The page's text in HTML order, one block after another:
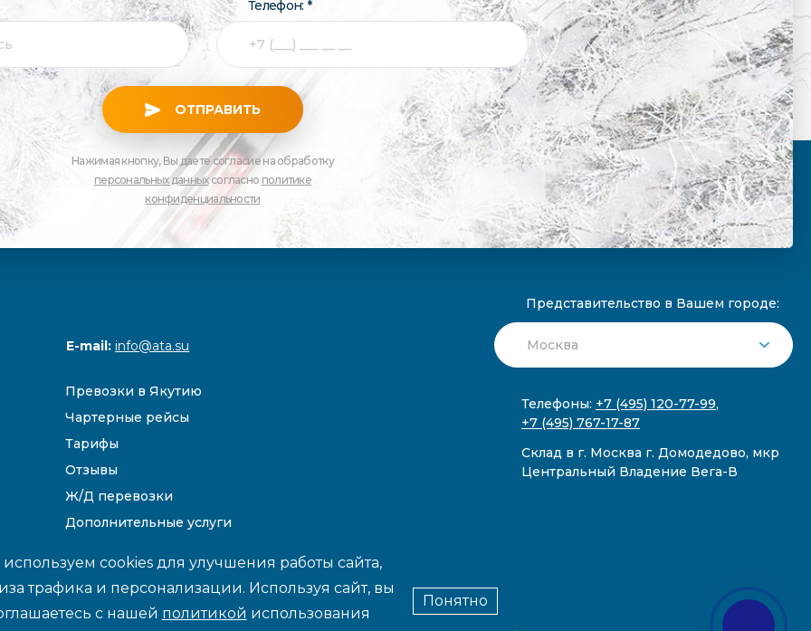
Телефон: *
ОТПРАВИТЬ
Нажимая кнопку, Вы даете согласие на обработку
персональных данныхсогласно политике
конфиденциальности
E-mail:info@ata.su
Превозки в Якутию
Чартерные рейсы
Тарифы
Отзывы
Ж/Д перевозки
Дополнительные услуги
Представительство в Вашем городе:
Телефоны: +7 (495) 120-77-99,
+7 (495) 767-17-87
Склад в г. Москва г. Домодедово, мкр
Центральный Владение Вега-В
данные и цены носят информационный характер и не являются публичной офертой.
cookies для улучшения работы сайта,
трафика и персонализации. Используя сайт, вы
с нашей политикой использования
Понятно